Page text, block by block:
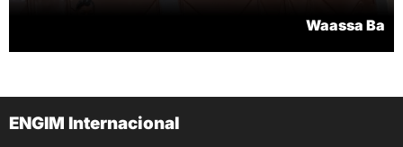
Waassa Ba
ENGIM Internacional